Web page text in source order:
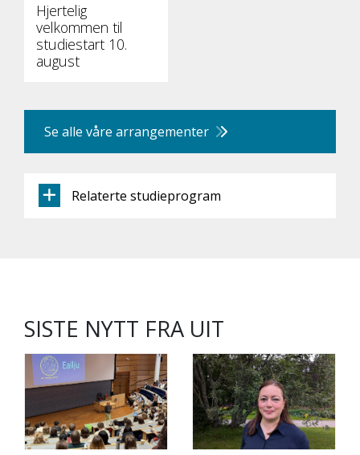
Hjertelig
velkommen til
studiestart 10.
august
Se alle våre arrangementer
Relaterte studieprogram
SISTE NYTT FRA UIT